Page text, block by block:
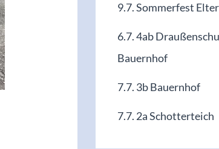
9.7. Sommerfest
6.7. 4ab
Bauernhof
7.7. 3b Bauernhof
7.7. 2a Schotterteich